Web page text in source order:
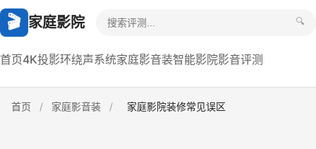
🎬 家庭影院
首页4K投影环绕声系统家庭影音装智能影院影音评测
🔍
首页 / 家庭影音装 / 家庭影院装修常见误区